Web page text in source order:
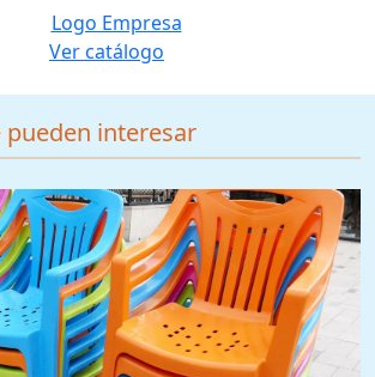
Ver catálogo
pueden interesar